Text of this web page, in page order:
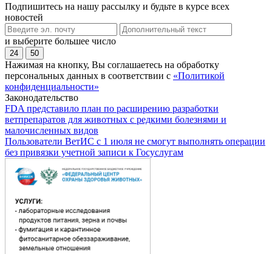
Подпишитесь на нашу рассылку и будьте в курсе всех
новостей
и выберите большее число
24 50
Нажимая на кнопку, Вы соглашаетесь на обработку
персональных данных в соответствии с «Политикой
конфиденциальности»
Законодательство
FDA представило план по расширению разработки
ветпрепаратов для животных с редкими болезнями и
малочисленных видов
Пользователи ВетИС с 1 июля не смогут выполнять операции
без привязки учетной записи к Госуслугам